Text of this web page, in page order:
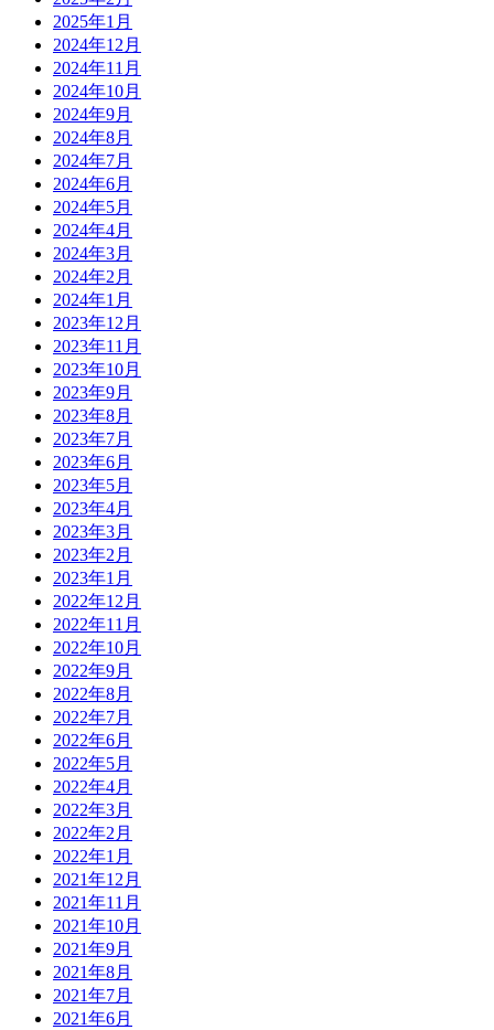
2025年1月
2024年12月
2024年11月
2024年10月
2024年9月
2024年8月
2024年7月
2024年6月
2024年5月
2024年4月
2024年3月
2024年2月
2024年1月
2023年12月
2023年11月
2023年10月
2023年9月
2023年8月
2023年7月
2023年6月
2023年5月
2023年4月
2023年3月
2023年2月
2023年1月
2022年12月
2022年11月
2022年10月
2022年9月
2022年8月
2022年7月
2022年6月
2022年5月
2022年4月
2022年3月
2022年2月
2022年1月
2021年12月
2021年11月
2021年10月
2021年9月
2021年8月
2021年7月
2021年6月